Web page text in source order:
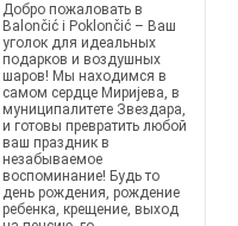
Добро пожаловать в
Balončić i Poklončić – Ваш
уголок для идеальных
подарков и воздушных
шаров! Мы находимся в
самом сердце Миријева, в
муниципалитете Звездара,
и готовы превратить любой
ваш праздник в
незабываемое
воспоминание! Будь то
день рождения, рождение
ребенка, крещение, выход